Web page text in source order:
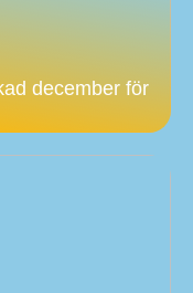
december för